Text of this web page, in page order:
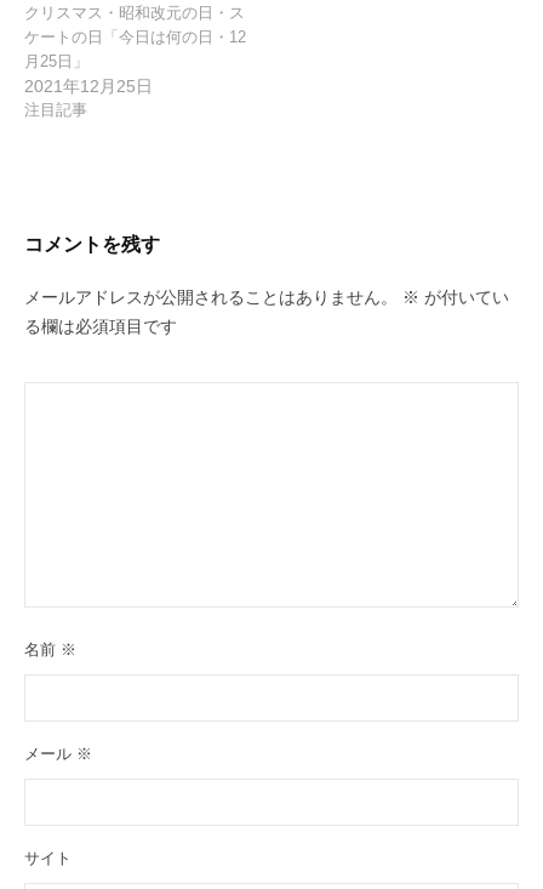
クリスマス・昭和改元の日・ス
ケートの日「今日は何の日・12
月25日」
2021年12月25日
注目記事
コメントを残す
メールアドレスが公開されることはありません。 ※ が付いてい
る欄は必須項目です
名前 ※
メール ※
サイト